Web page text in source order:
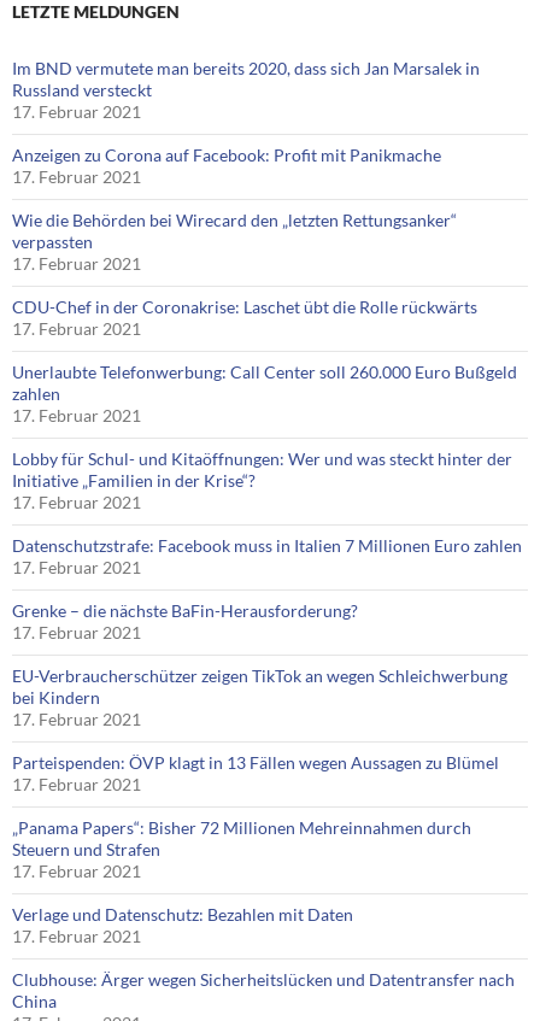
LETZTE MELDUNGEN
Im BND vermutete man bereits 2020, dass sich Jan Marsalek in
Russland versteckt
17. Februar 2021
Anzeigen zu Corona auf Facebook: Profit mit Panikmache
17. Februar 2021
Wie die Behörden bei Wirecard den „letzten Rettungsanker“
verpassten
17. Februar 2021
CDU-Chef in der Coronakrise: Laschet übt die Rolle rückwärts
17. Februar 2021
Unerlaubte Telefonwerbung: Call Center soll 260.000 Euro Bußgeld
zahlen
17. Februar 2021
Lobby für Schul- und Kitaöffnungen: Wer und was steckt hinter der
Initiative „Familien in der Krise“?
17. Februar 2021
Datenschutzstrafe: Facebook muss in Italien 7 Millionen Euro zahlen
17. Februar 2021
Grenke – die nächste BaFin-Herausforderung?
17. Februar 2021
EU-Verbraucherschützer zeigen TikTok an wegen Schleichwerbung
bei Kindern
17. Februar 2021
Parteispenden: ÖVP klagt in 13 Fällen wegen Aussagen zu Blümel
17. Februar 2021
„Panama Papers“: Bisher 72 Millionen Mehreinnahmen durch
Steuern und Strafen
17. Februar 2021
Verlage und Datenschutz: Bezahlen mit Daten
17. Februar 2021
Clubhouse: Ärger wegen Sicherheitslücken und Datentransfer nach
China